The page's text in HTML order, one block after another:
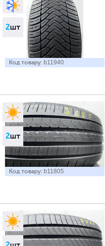
Сезон
Всі
2шт
Код товару: b11940
2шт
Код товару: b11805